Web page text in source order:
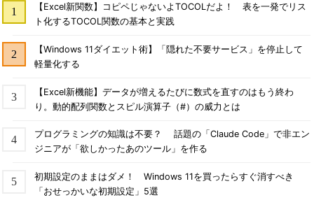
【Excel新関数】コピペじゃないよTOCOLだよ！ 表を一発でリス
ト化するTOCOL関数の基本と実践
【Windows 11ダイエット術】「隠れた不要サービス」を停止して
軽量化する
【Excel新機能】データが増えるたびに数式を直すのはもう終わ
り。動的配列関数とスピル演算子（#）の威力とは
プログラミングの知識は不要？ 話題の「Claude Code」で非エン
ジニアが「欲しかったあのツール」を作る
初期設定のままはダメ！ Windows 11を買ったらすぐ消すべき
「おせっかいな初期設定」5選